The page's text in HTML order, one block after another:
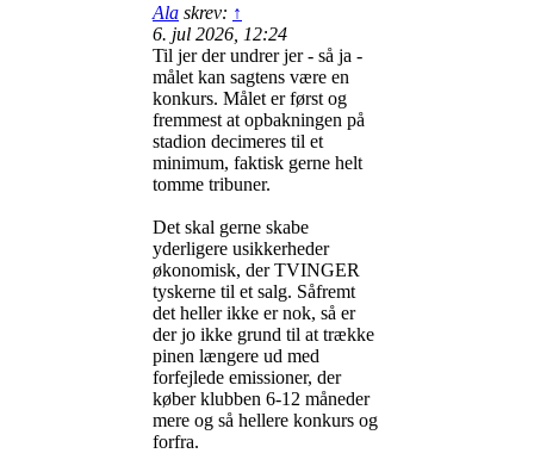
Ala skrev: ↑
6. jul 2026, 12:24
Til jer der undrer jer - så ja -
målet kan sagtens være en
konkurs. Målet er først og
fremmest at opbakningen på
stadion decimeres til et
minimum, faktisk gerne helt
tomme tribuner.
Det skal gerne skabe
yderligere usikkerheder
økonomisk, der TVINGER
tyskerne til et salg. Såfremt
det heller ikke er nok, så er
der jo ikke grund til at trække
pinen længere ud med
forfejlede emissioner, der
køber klubben 6-12 måneder
mere og så hellere konkurs og
forfra.